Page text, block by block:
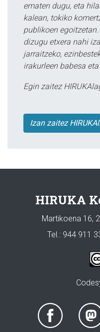
ematen dugu, eta
kalean, tokiko
publikoen
dizugu etxera nahi
jarraitzeko,
irakurleen babesa
Egin zaitez
Izan zaitez
HIRUKA
Martikoena 16,
Tel.: 944 911